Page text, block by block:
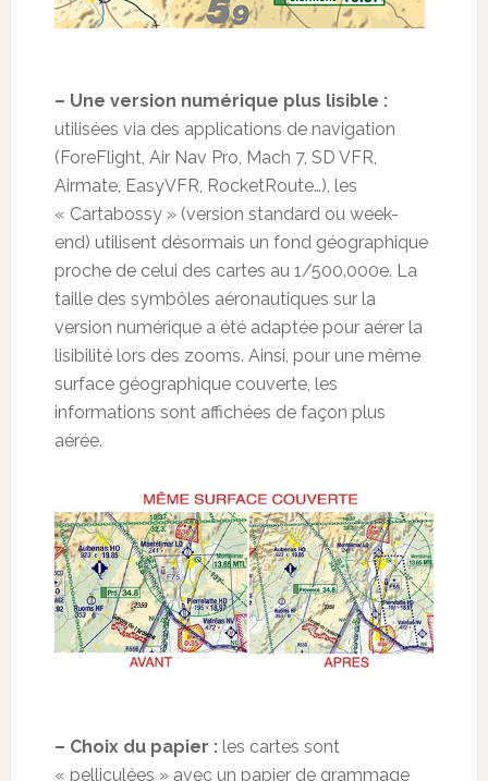
– Une version numérique plus lisible :
utilisées via des applications de navigation
(ForeFlight, Air Nav Pro, Mach 7, SD VFR,
Airmate, EasyVFR, RocketRoute…), les
« Cartabossy » (version standard ou week-
end) utilisent désormais un fond géographique
proche de celui des cartes au 1/500.000e. La
taille des symbôles aéronautiques sur la
version numérique a été adaptée pour aérer la
lisibilité lors des zooms. Ainsi, pour une même
surface géographique couverte, les
informations sont affichées de façon plus
aérée.
– Choix du papier :les cartes sont
« pelliculées » avec un papier de grammage